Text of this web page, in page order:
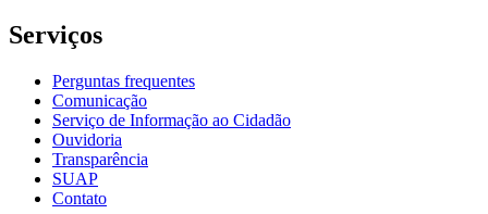
Serviços
Perguntas frequentes
Comunicação
Serviço de Informação ao Cidadão
Ouvidoria
Transparência
SUAP
Contato